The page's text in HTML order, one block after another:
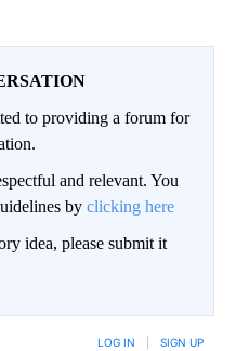
to providing a forum for
and relevant. You
by clicking here
idea, please submit it
LOG IN SIGN UP